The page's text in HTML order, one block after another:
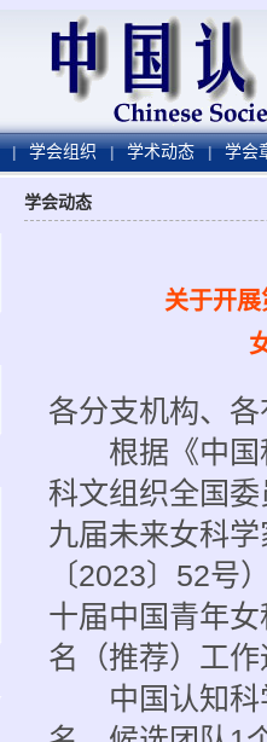
| 学会组织 | 学术动态 | 学会
学会动态
关于开
各分支机构、
根据《中国科
科文组织全国
九届未来女科
〔2023〕52号
十届中国青年
名（推荐）工
中国认知科学